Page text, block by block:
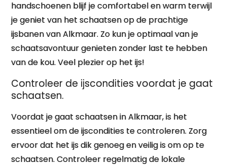
handschoenen blijf je comfortabel en warm terwijl
je geniet van het schaatsen op de prachtige
ijsbanen van Alkmaar. Zo kun je optimaal van je
schaatsavontuur genieten zonder last te hebben
van de kou. Veel plezier op het ijs!
Controleer de ijscondities voordat je gaat
schaatsen.
Voordat je gaat schaatsen in Alkmaar, is het
essentieel om de ijscondities te controleren. Zorg
ervoor dat het ijs dik genoeg en veilig is om op te
schaatsen. Controleer regelmatig de lokale